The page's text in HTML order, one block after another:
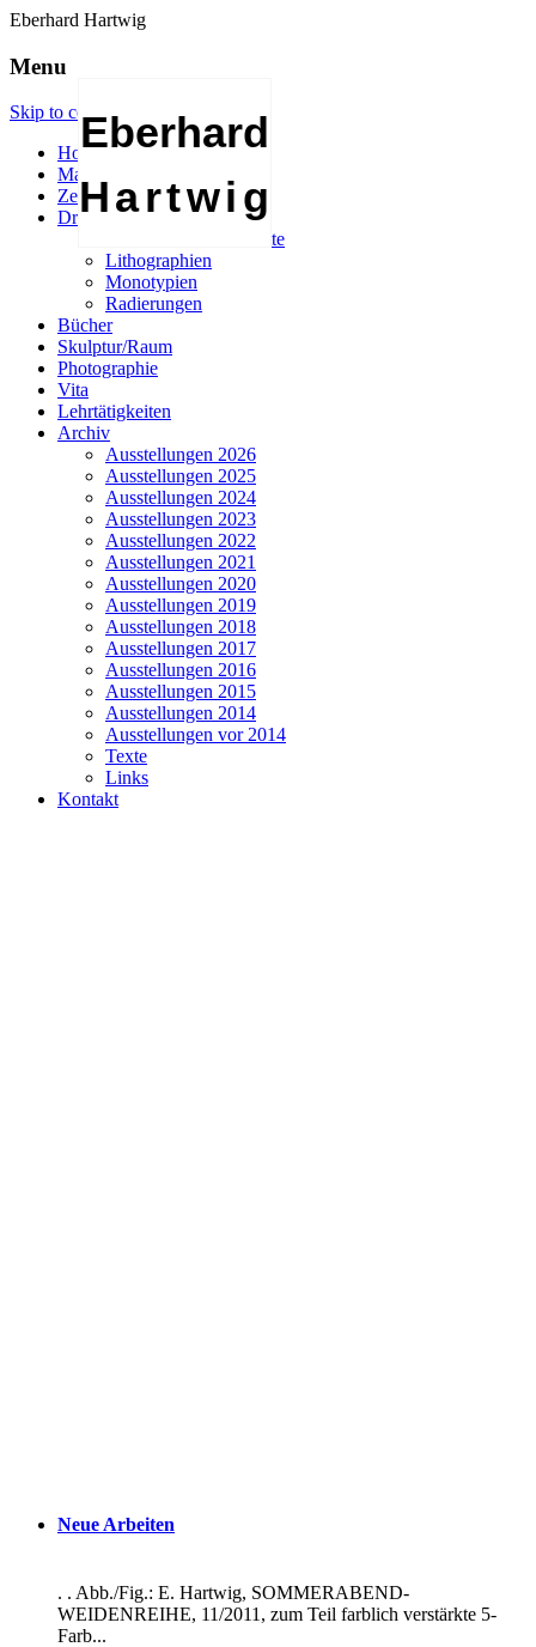
Eberhard Hartwig
Menu
Skip to content
Home
Malerei
Zeichnung
Druckgraphik
Holz- und Linolschnitte
Lithographien
Monotypien
Radierungen
Bücher
Skulptur/Raum
Photographie
Vita
Lehrtätigkeiten
Archiv
Ausstellungen 2026
Ausstellungen 2025
Ausstellungen 2024
Ausstellungen 2023
Ausstellungen 2022
Ausstellungen 2021
Ausstellungen 2020
Ausstellungen 2019
Ausstellungen 2018
Ausstellungen 2017
Ausstellungen 2016
Ausstellungen 2015
Ausstellungen 2014
Ausstellungen vor 2014
Texte
Links
Kontakt
Eberhard
Hartwig
Neue Arbeiten
. . Abb./Fig.: E. Hartwig, SOMMERABEND-
WEIDENREIHE, 11/2011, zum Teil farblich verstärkte 5-
Farb...